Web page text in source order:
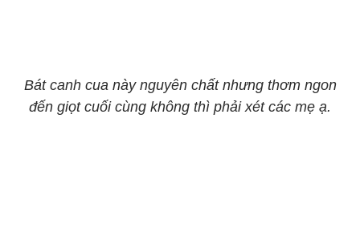
Bát canh cua này nguyên chất nhưng thơm ngon
đến giọt cuối cùng không thì phải xét các mẹ ạ.